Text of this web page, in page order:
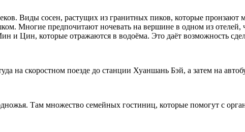
Виды сосен, растущих из гранитных пиков, которые пронзают
Многие предпочитают ночевать на вершине в одном из отелей,
и Цин, которые отражаются в водоёма. Это даёт возможность
скоростном поезде до станции Хуаншань Бэй, а затем на
Там множество семейных гостиниц, которые помогут с